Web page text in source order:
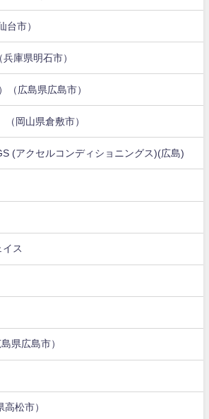
台市）
庫県明石市）
（広島県広島市）
岡山県倉敷市）
(アクセルコンディショニングス)(広島)
イス
県広島市）
松市）